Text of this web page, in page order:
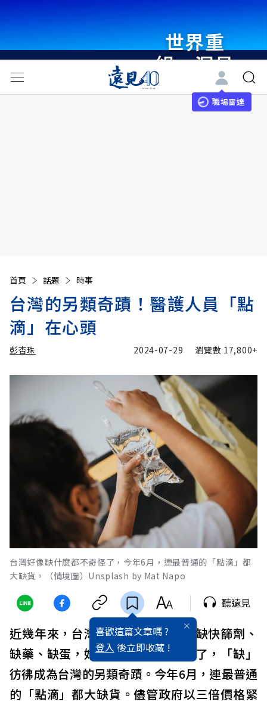
世界重
組・洞見
未來 與
世界領袖
職場雷達
首頁 話題 時事
台灣的另類奇蹟！醫護人員「點
滴」在心頭
彭杏珠 2024-07-29 瀏覽數 17,800+
台灣好像缺什麼都不奇怪了，今年6月，連最普通的「點滴」都
大缺貨。（情境圖）Unsplash by Mat Napo
喜歡這篇文章嗎 ?
登入 後立即收藏 !
聽遠見
近幾年來，台灣缺口罩、缺疫苗、缺快篩劑、
缺藥、缺蛋，好像缺什麼都不奇怪了，「缺」
彷彿成為台灣的另類奇蹟。今年6月，連最普通
的「點滴」都大缺貨。儘管政府以三倍價格緊